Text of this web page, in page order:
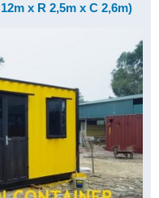
x R 2,5m x C 2,6m)